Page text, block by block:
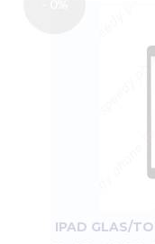
IPAD GLAS/